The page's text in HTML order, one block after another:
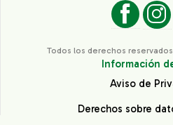
Todos los derechos
Información
Aviso de
Derechos sobre